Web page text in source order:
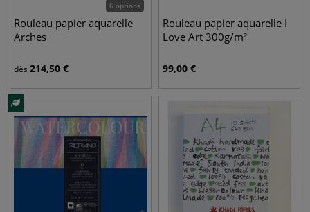
6 options
Rouleau papier aquarelle
Arches
dès 214,50 €
Rouleau papier aquarelle I
Love Art 300g/m²
99,00 €